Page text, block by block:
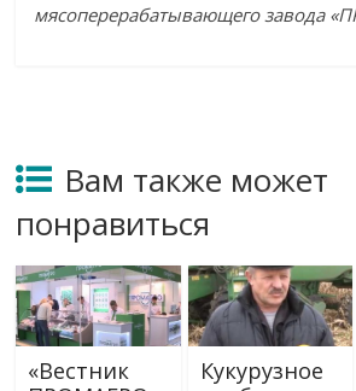
мясоперерабатывающего завода «
Вам также может
понравиться
«Вестник
Кукурузное